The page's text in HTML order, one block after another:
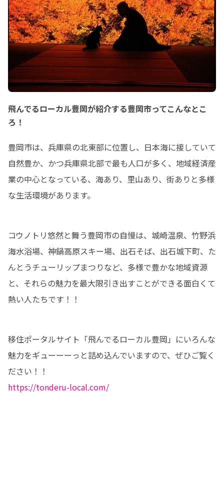
りをつくるアウトリーチのような活動
もあります。だいかい文庫というまち
に中にある場から、地域のさまざまな
コミュニティを紹介したり、紹介され
たりするハブのような機能を目指して
活動しています。
飛んでるローカル豊岡が紹介する豊岡市ってこんなとこ
ろ！
豊岡市は、兵庫県の北東部に位置し、日本海に接していて
自然豊か、かつ兵庫県北部で最も人口が多く、地域経済産
業の中心となっている、海あり、里山あり、街ありと多様
な生活環境があります。
コウノトリ悠然と舞う豊岡市の自慢は、城崎温泉、竹野浜
海水浴場、神鍋高原スキー場、出石そば、出石城下町、た
んとうチューリップまつりなど、多様で豊かな地域資源
と、それらの魅力を最大限引き出すことができる面白くて
熱い人たちです！！
移住ポータルサイト「飛んでるローカル豊岡」にいろんな
魅力をギューーーっと詰め込んでいますので、ぜひご覧く
https://tonderu-local.com/